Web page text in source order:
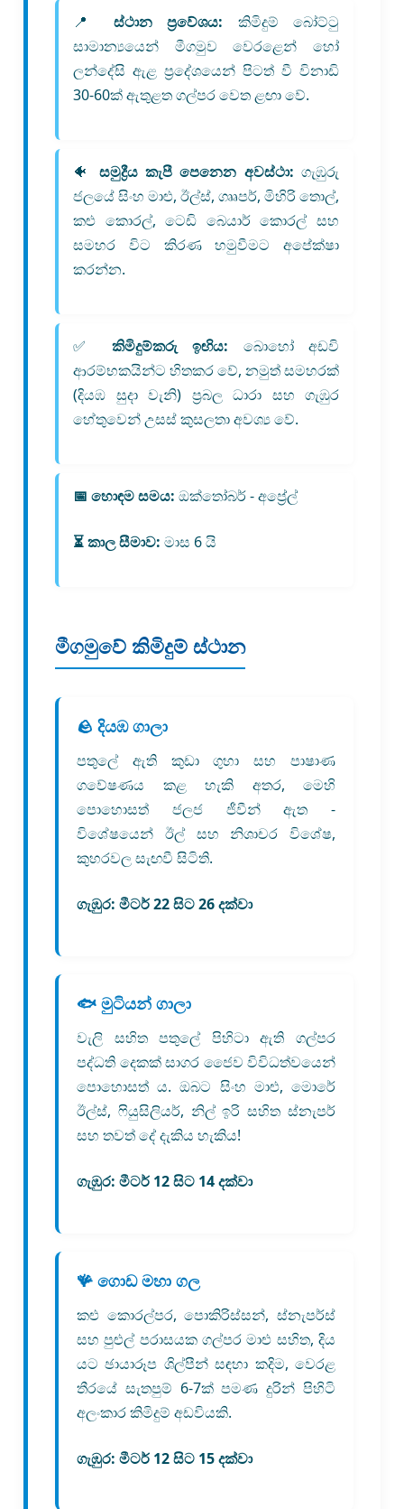
📍 ස්ථාන ප්‍රවේශය: කිමිදුම් බෝට්ටු
සාමාන්‍යයෙන් මීගමුව වෙරළෙන් හෝ
ලන්දේසි ඇළ ප්‍රදේශයෙන් පිටත් වී විනාඩි
30-60ක් ඇතුළත ගල්පර වෙත ළඟා වේ.
🐠 සමුද්‍රීය කැපී පෙනෙන අවස්ථා: ගැඹුරු
ජලයේ සිංහ මාළු, ඊල්ස්, ගෲපර්, මිහිරි තොල්,
කළු කොරල්, ටෙඩි බෙයාර් කොරල් සහ
සමහර විට කිරණ හමුවීමට අපේක්ෂා
කරන්න.
✅ කිමිදුම්කරු ඉඟිය: බොහෝ අඩවි
ආරම්භකයින්ට හිතකර වේ, නමුත් සමහරක්
(දියඹ සුදා වැනි) ප්‍රබල ධාරා සහ ගැඹුර
හේතුවෙන් උසස් කුසලතා අවශ්‍ය වේ.
📅 හොඳම සමය: ඔක්තෝබර් - අප්‍රේල්
⏳ කාල සීමාව: මාස 6 යි
මීගමුවේ කිමිදුම් ස්ථාන
🪨 දියඹ ගාලා
පතුලේ ඇති කුඩා ගුහා සහ පාෂාණ
ගවේෂණය කළ හැකි අතර, මෙහි
පොහොසත් ජලජ ජීවීන් ඇත -
විශේෂයෙන් ඊල් සහ නිශාචර විශේෂ,
කුහරවල සැඟවී සිටිති.
ගැඹුර: මීටර් 22 සිට 26 දක්වා
🐟 මුටියන් ගාලා
වැලි සහිත පතුලේ පිහිටා ඇති ගල්පර
පද්ධති දෙකක් සාගර ජෛව විවිධත්වයෙන්
පොහොසත් ය. ඔබට සිංහ මාළු, මොරේ
ඊල්ස්, ෆියුසිලියර්, නිල් ඉරි සහිත ස්නැපර්
සහ තවත් දේ දැකිය හැකිය!
ගැඹුර: මීටර් 12 සිට 14 දක්වා
🪸 ගොඩ මහා ගල
කළු කොරල්පර, පොකිරිස්සන්, ස්නැපර්ස්
සහ පුළුල් පරාසයක ගල්පර මාළු සහිත, දිය
යට ඡායාරූප ශිල්පීන් සඳහා කදිම, වෙරළ
තීරයේ සැතපුම් 6-7ක් පමණ දුරින් පිහිටි
අලංකාර කිමිදුම් අඩවියකි.
ගැඹුර: මීටර් 12 සිට 15 දක්වා